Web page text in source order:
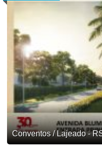
Conventos / Lajeado -